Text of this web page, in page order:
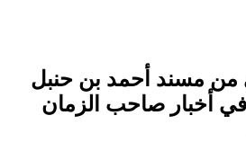
بن حنبل
صاحب الزمان